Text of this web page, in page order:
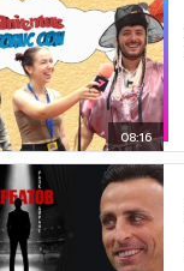
08:16